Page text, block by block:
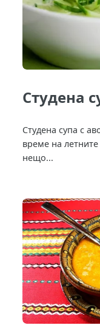
Студена
Студена супа с
време на
нещо...